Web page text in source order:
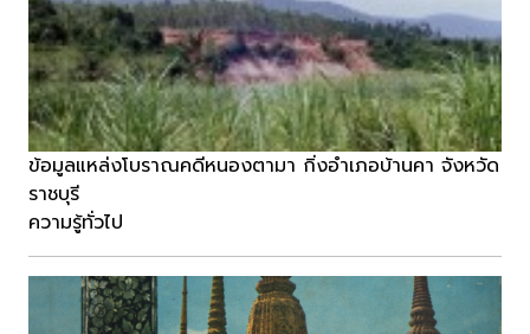
ข้อมูลแหล่งโบราณคดีหนองตามา กิ่งอำเภอบ้านคา จังหวัด
ราชบุรี
ความรู้ทั่วไป